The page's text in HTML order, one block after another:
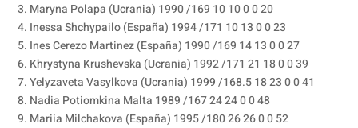
3. Maryna Polapa (Ucrania) 1990 /169 10 10 0 0 20
4. Inessa Shchypailo (España) 1994 /171 10 13 0 0 23
5. Ines Cerezo Martinez (España) 1990 /169 14 13 0 0 27
6. Khrystyna Krushevska (Ucrania) 1992 /171 21 18 0 0 39
7. Yelyzaveta Vasylkova (Ucrania) 1999 /168.5 18 23 0 0 41
8. Nadia Potiomkina Malta 1989 /167 24 24 0 0 48
9. Mariia Milchakova (España) 1995 /180 26 26 0 0 52